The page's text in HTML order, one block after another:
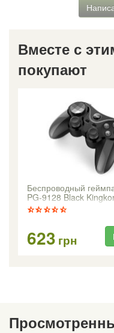
Вместе с
покупают
Беспроводный
PG-9128 Black
623 грн